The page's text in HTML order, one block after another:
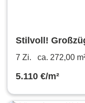
Stilvoll!
Düsseldorf!
7 Zi. ca. 272,00
5.110 €/m²